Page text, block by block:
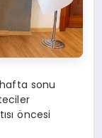
sonu
öncesi